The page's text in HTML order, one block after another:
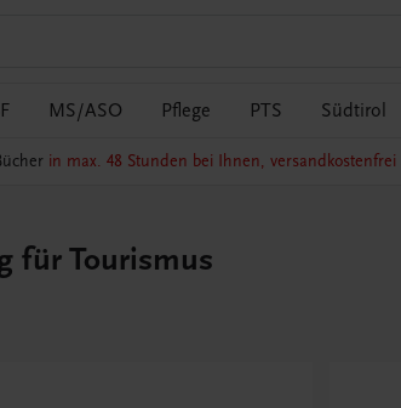
MS/ASO Pflege PTS Südtirol
in max. 48 Stunden bei Ihnen, versandkostenfrei
für Tourismus